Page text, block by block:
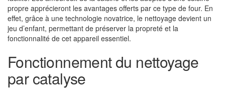
propre apprécieront les avantages offerts par ce type de four. En
effet, grâce à une technologie novatrice, le nettoyage devient un
jeu d’enfant, permettant de préserver la propreté et la
fonctionnalité de cet appareil essentiel.
Fonctionnement du nettoyage
par catalyse